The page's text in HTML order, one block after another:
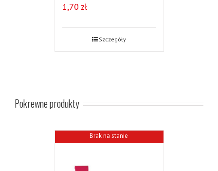
1,70 zł
Szczegóły
Pokrewne produkty
Brak na stanie